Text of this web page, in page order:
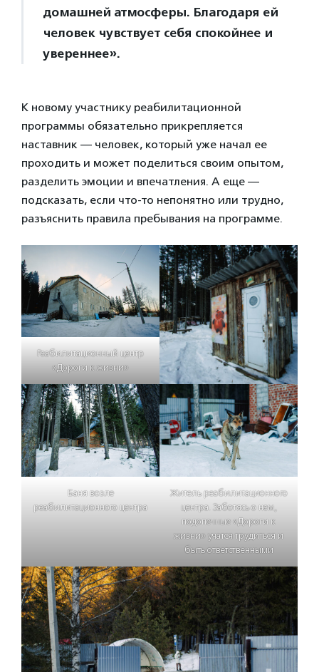
домашней атмосферы. Благодаря ей
человек чувствует себя спокойнее и
увереннее».
К новому участнику реабилитационной
программы обязательно прикрепляется
наставник — человек, который уже начал ее
проходить и может поделиться своим опытом,
разделить эмоции и впечатления. А еще —
подсказать, если что-то непонятно или трудно,
разъяснить правила пребывания на программе.
Реабилитационный центр
«Дороги к жизни»
Баня возле
реабилитационного центра
Житель реабилитационного
центра. Заботясь о нем,
подопечные «Дороги к
жизни» учатся трудиться и
быть ответственными